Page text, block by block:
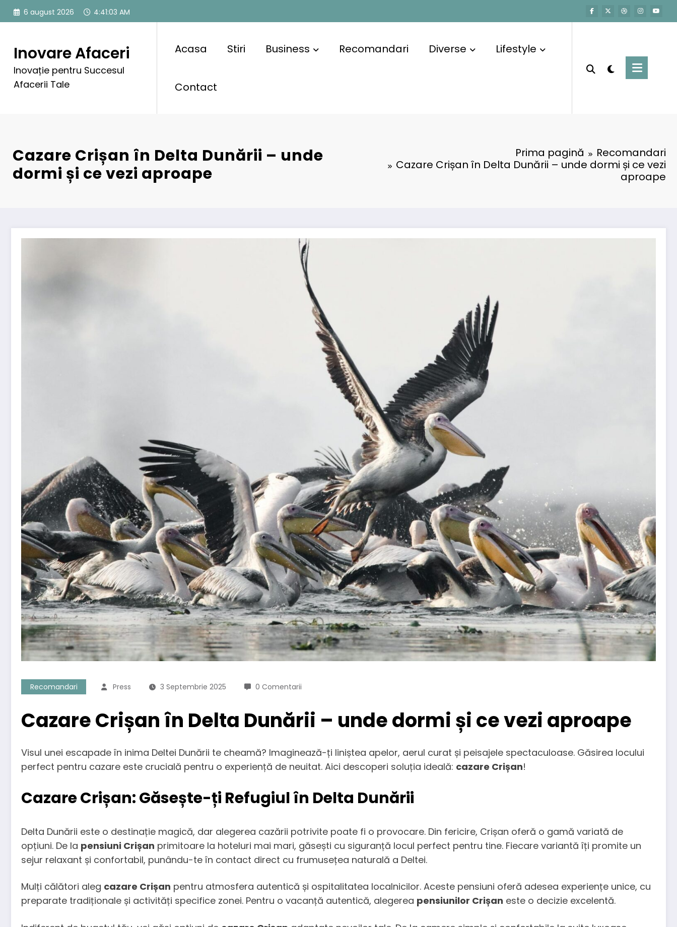
6 august 2026 4:41:04 AM
Inovare Afaceri
Inovație pentru Succesul
Afacerii Tale
Acasa Stiri Business Recomandari Diverse Lifestyle
Contact
Cazare Crișan în Delta Dunării – unde
dormi și ce vezi aproape
Prima pagină
Recomandari
Cazare Crișan în Delta Dunării – unde dormi și ce vezi
aproape
Recomandari Press 3 Septembrie 2025 0 Comentarii
Cazare Crișan în Delta Dunării – unde dormi și ce vezi aproape
Visul unei escapade în inima Deltei Dunării te cheamă? Imaginează-ți liniștea apelor, aerul curat și peisajele spectaculoase. Găsirea locului
perfect pentru cazare este crucială pentru o experiență de neuitat. Aici descoperi soluția ideală: cazare Crișan!
Cazare Crișan: Găsește-ți Refugiul în Delta Dunării
Delta Dunării este o destinație magică, dar alegerea cazării potrivite poate fi o provocare. Din fericire, Crișan oferă o gamă variată de
opțiuni. De la pensiuni Crișan primitoare la hoteluri mai mari, găsești cu siguranță locul perfect pentru tine. Fiecare variantă îți promite un
sejur relaxant și confortabil, punându-te în contact direct cu frumusețea naturală a Deltei.
Mulți călători aleg cazare Crișan pentru atmosfera autentică și ospitalitatea localnicilor. Aceste pensiuni oferă adesea experiențe unice, cu
preparate tradiționale și activități specifice zonei. Pentru o vacanță autentică, alegerea pensiunilor Crișan este o decizie excelentă.